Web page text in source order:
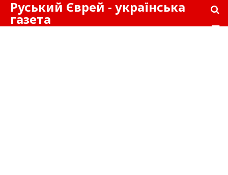
Руський Єврей - українська
газета